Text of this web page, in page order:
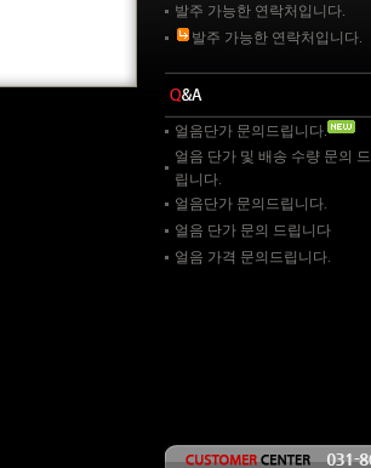
발주 가능한 연락처입니다.
발주 가능한 연락처입니다.
얼음단가 문의드립니다.
얼음 단가 및 배송 수량 문의 드
립니다.
얼음단가 문의드립니다.
얼음 단가 문의 드립니다
얼음 가격 문의드립니다.